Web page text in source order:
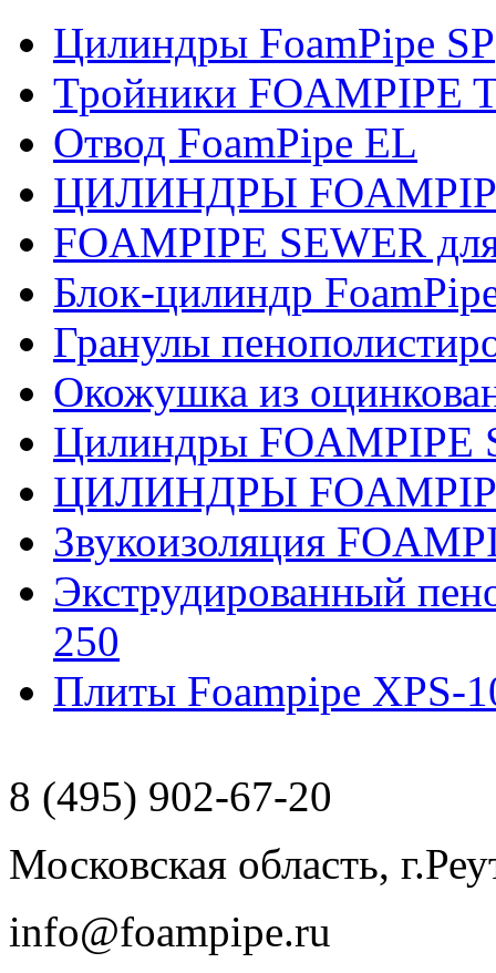
Цилиндры FoamPipe SP
Тройники FOAMPIPE
Отвод FoamPipe EL
ЦИЛИНДРЫ
FOAMPIPE SEWER
Блок-цилиндр
Гранулы
Окожушка из
Цилиндры FOAMPIPE
ЦИЛИНДРЫ
Звукоизоляция
Экструдированный
250
Плиты Foampipe XPS-
8 (495) 902-67-20
Московская область,
info@foampipe.ru